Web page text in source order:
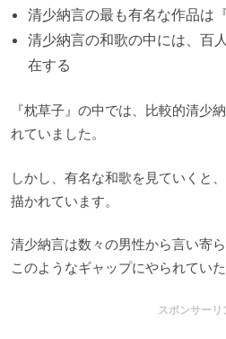
清少納言の最も有名な作品は
清少納言の和歌の中には、百
在する
『枕草子』の中では、比較的清少
れていました。
しかし、有名な和歌を見ていくと
描かれています。
清少納言は数々の男性から言い寄
このようなギャップにやられてい
スポンサーリ